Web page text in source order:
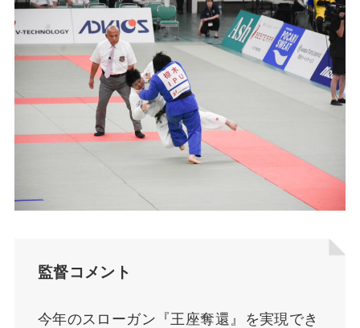
監督コメント
今年のスローガン『王座奪還』を実現でき